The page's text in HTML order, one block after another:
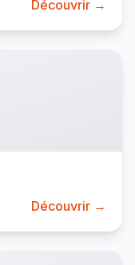
Découvrir →
Découvrir →